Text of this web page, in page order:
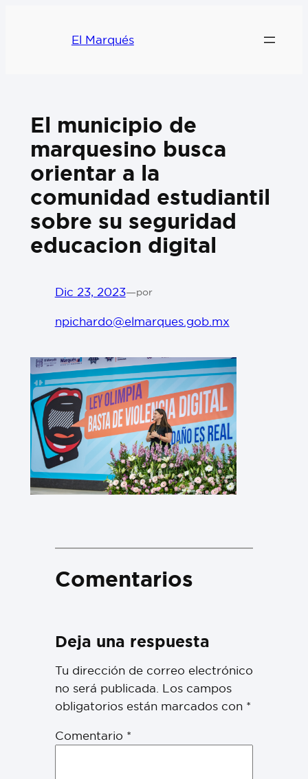
El Marqués
El municipio de
marquesino busca
orientar a la
comunidad estudiantil
sobre su seguridad
educacion digital
Dic 23, 2023—por
npichardo@elmarques.gob.mx
Comentarios
Deja una respuesta
Tu dirección de correo electrónico
no será publicada. Los campos
obligatorios están marcados con *
Comentario *